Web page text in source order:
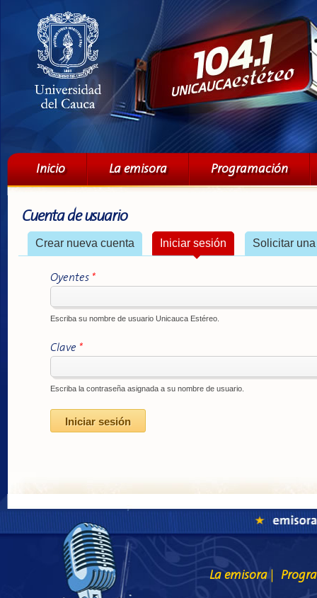
Menú principal
Inicio La emisora Programación
Cuenta de usuario
Solapas principales
Crear nueva cuenta Iniciar sesión (solapa activa)
Solicitar
Oyentes *
Escriba su nombre de usuario Unicauca Estéreo.
Clave *
Escriba la contraseña asignada a su nombre de usuario.
La emisora